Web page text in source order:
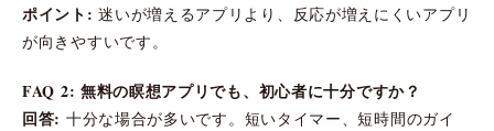
ポイント: 迷いが増えるアプリより、反応が増えにくいアプリ
が向きやすいです。
FAQ 2: 無料の瞑想アプリでも、初心者に十分ですか？
回答: 十分な場合が多いです。短いタイマー、短時間のガイ